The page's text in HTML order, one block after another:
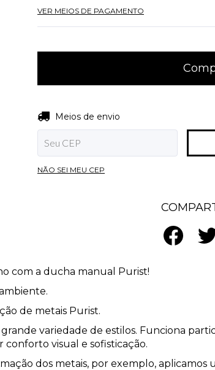
VER MEIOS DE PAGAMENTO
Entregas para o CEP:
Meios de envio
NÃO SEI MEU CEP
com a ducha manual Purist!
de metais Purist.
variedade de estilos. Funciona
conforto visual e sofisticação.
dos metais, por exemplo,